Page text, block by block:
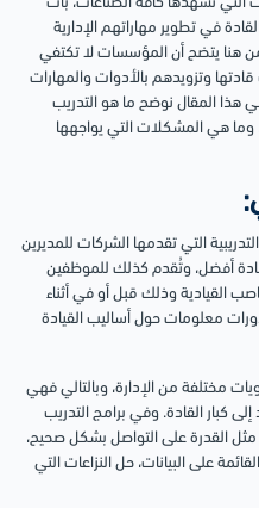
في تطوير مهاراتهم الإدارية
هنا يتضح أن المؤسسات لا تكتفي
وتزويدهم بالأدوات والمهارات
هذا المقال نوضح ما هو التدريب
وما هي المشكلات التي يواجهها
التي تقدمها الشركات للمديرين
أفضل، وتُقدم كذلك للموظفين
القيادية وذلك قبل أو في أثناء
معلومات حول أساليب القيادة
مختلفة من الإدارة، وبالتالي فهي
كبار القادة. وفي برامج التدريب
مثل القدرة على التواصل بشكل صحيح،
القائمة على البيانات، حل النزاعات التي